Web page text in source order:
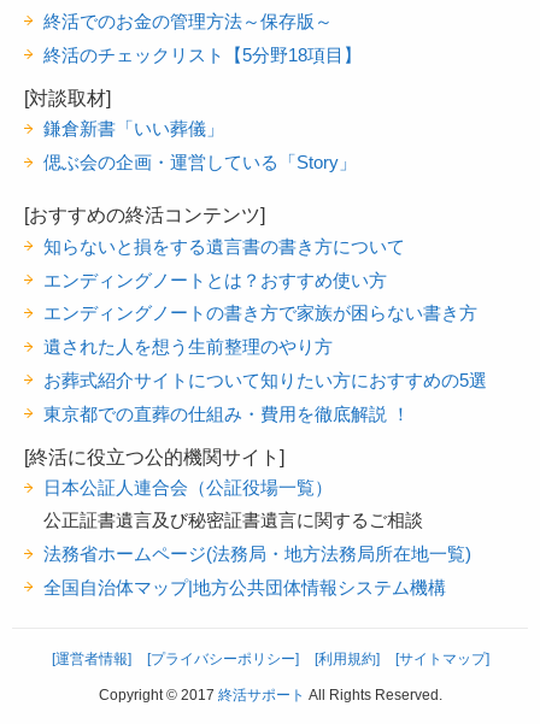
終活でのお金の管理方法～保存版～
終活のチェックリスト【5分野18項目】
[対談取材]
鎌倉新書「いい葬儀」
偲ぶ会の企画・運営している「Story」
[おすすめの終活コンテンツ]
知らないと損をする遺言書の書き方について
エンディングノートとは？おすすめ使い方
エンディングノートの書き方で家族が困らない書き方
遺された人を想う生前整理のやり方
お葬式紹介サイトについて知りたい方におすすめの5選
東京都での直葬の仕組み・費用を徹底解説 ！
[終活に役立つ公的機関サイト]
日本公証人連合会（公証役場一覧）
公正証書遺言及び秘密証書遺言に関するご相談
法務省ホームページ(法務局・地方法務局所在地一覧)
全国自治体マップ|地方公共団体情報システム機構
[運営者情報] [プライバシーポリシー] [利用規約] [サイトマップ]
Copyright © 2017 終活サポート All Rights Reserved.